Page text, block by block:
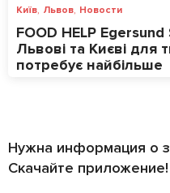
Київ, Львов, Новости
FOOD HELP
Львові та Києві для
потребує найбільше
Нужна информация о
Скачайте приложение!